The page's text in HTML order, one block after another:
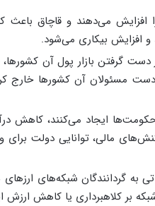
را افزایش می­‌دهند و قاچاق
و افزایش بیکاری می­‌شود.
گرفتن بازار پول آن کشورها،
مسئولان آن کشورها خارج
ایجاد می­‌کنند، کاهش
مالی، توانایی دولت
به گردانندگان شبکه­‌های
بر کلاهبرداری یا کاهش ارزش